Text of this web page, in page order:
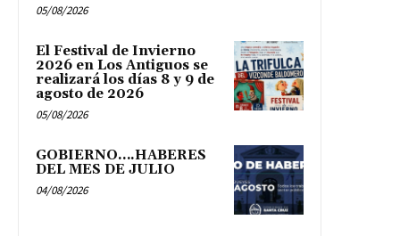
05/08/2026
El Festival de Invierno
2026 en Los Antiguos se
realizará los días 8 y 9 de
agosto de 2026
05/08/2026
GOBIERNO….HABERES
DEL MES DE JULIO
04/08/2026